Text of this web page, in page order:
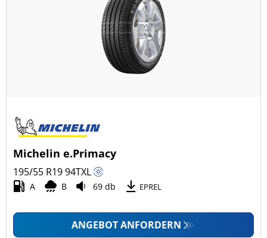
Michelin e.Primacy
195/55 R1994TXL
A B 69 db EPREL
ANGEBOT ANFORDERN